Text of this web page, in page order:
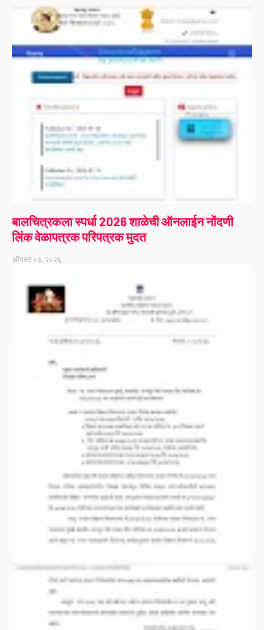
बालचित्रकला स्पर्धा 2026 शाळेची ऑनलाईन नोंदणी
लिंक वेळापत्रक परिपत्रक मुदत
ऑगस्ट ०३, २०२६